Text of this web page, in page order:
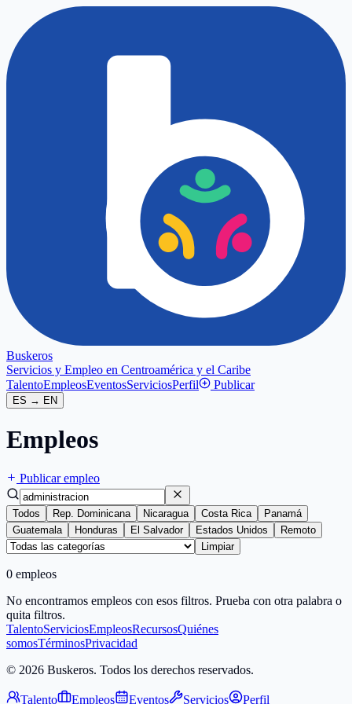
Buskeros
Servicios y Empleo en Centroamérica y el Caribe
TalentoEmpleosEventosServiciosPerfil Publicar
ES → EN
Empleos
Publicar empleo
Todos Rep. Dominicana Nicaragua Costa Rica
Panamá
Guatemala
Honduras El Salvador Estados Unidos
Remoto
Limpiar
0 empleos
No encontramos empleos con esos filtros. Prueba con otra palabra o
quita filtros.
TalentoServiciosEmpleosRecursosQuiénes
somosTérminosPrivacidad
© 2026 Buskeros. Todos los derechos reservados.
Talento Empleos Eventos Servicios Perfil